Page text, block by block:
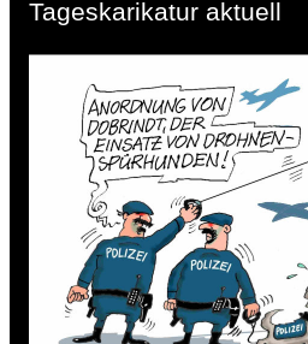
Tageskarikatur aktuell